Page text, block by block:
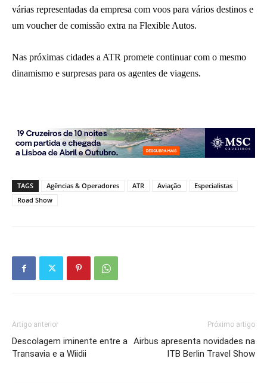
várias representadas da empresa com voos para vários destinos e
um voucher de comissão extra na Flexible Autos.
Nas próximas cidades a ATR promete continuar com o mesmo
dinamismo e surpresas para os agentes de viagens.
TAGS Agências & Operadores ATR Aviação
Especialistas
Road Show
Artigo anterior
Descolagem iminente entre a
Transavia e a Wiidii
Próximo artigo
Airbus apresenta novidades na
ITB Berlin Travel Show